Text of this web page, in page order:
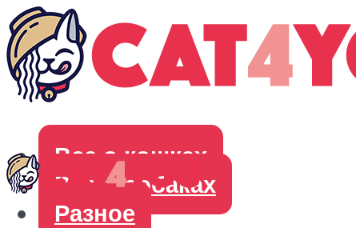
Все о кошках
Все о собаках
Разное